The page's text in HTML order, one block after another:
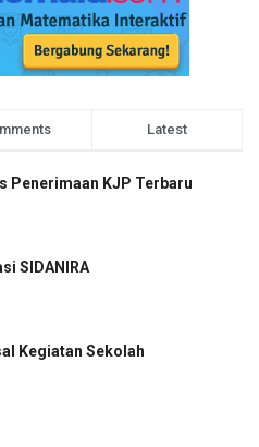
Latest
Penerimaan KJP Terbaru
SIDANIRA
Kegiatan Sekolah